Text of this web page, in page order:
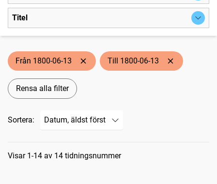
Titel
Från 1800-06-13 Till 1800-06-13
Rensa alla filter
Sortera:
Sökresultat
Visar 1-14 av 14 tidningsnummer